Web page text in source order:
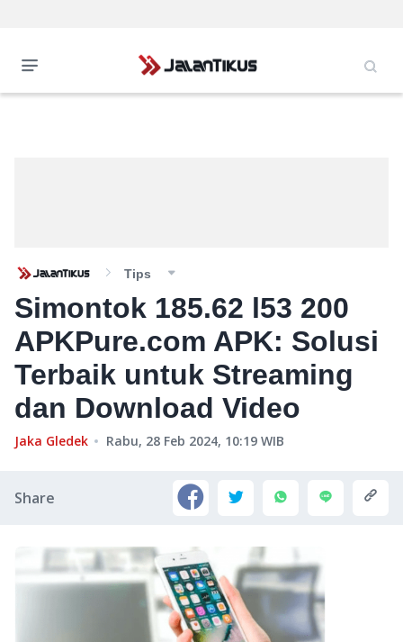
Tips
Simontok 185.62 l53 200
APKPure.com APK: Solusi
Terbaik untuk Streaming
dan Download Video
Jaka Gledek Rabu, 28 Feb 2024, 10:19 WIB
Share